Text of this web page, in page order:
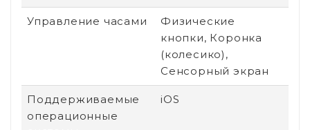
Управление часами
Физические
кнопки, Коронка
(колесико),
Сенсорный экран
Поддерживаемые
операционные
iOS